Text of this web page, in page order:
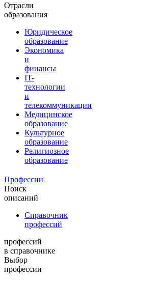
Отрасли
образования
Юридическое
образование
Экономика
и
финансы
IT-
технологии
и
телекоммуникации
Медицинское
образование
Культурное
образование
Религиозное
образование
Профессии
Поиск
описаний
Справочник
профессий
профессий
в справочнике
Выбор
профессии